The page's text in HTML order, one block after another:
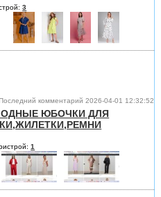
3
комментарий 2026-04-01 12:32:52
ЮБОЧКИ ДЛЯ
1